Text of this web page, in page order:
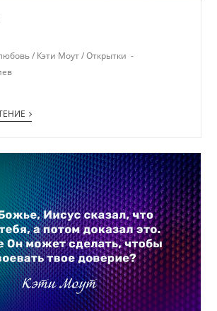
/ Кэти Моут / Открытки